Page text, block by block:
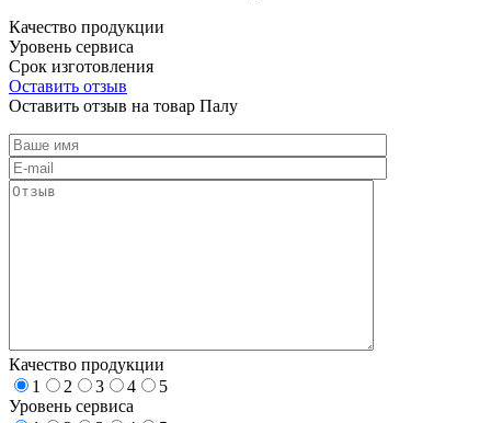
Качество продукции
Уровень сервиса
Срок изготовления
Оставить отзыв
Оставить отзыв на товар Палу
Качество продукции
1
2 3 4
5
Уровень сервиса